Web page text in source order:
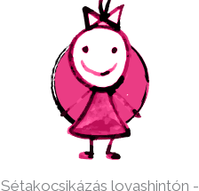
Sétakocsikázás lovashintón -